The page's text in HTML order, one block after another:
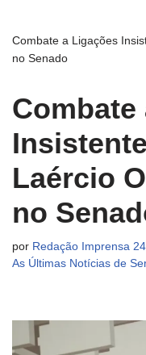
Combate a Ligações
no Senado
Combate
Laércio
no
por Redação Imprensa
As Últimas Notícias de